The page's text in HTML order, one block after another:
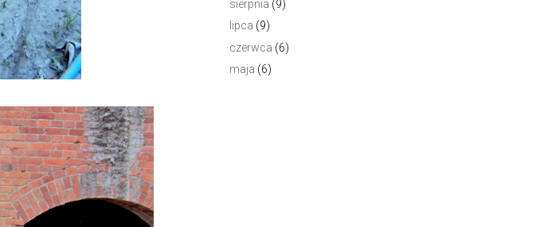
sierpnia (9)
lipca (9)
czerwca (6)
maja (6)